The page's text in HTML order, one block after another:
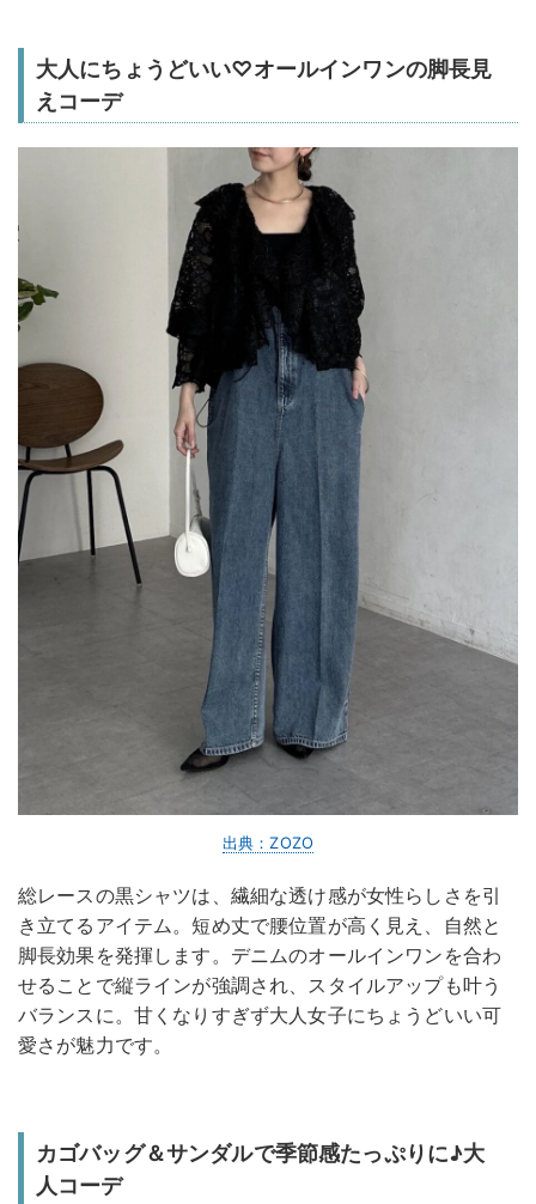
大人にちょうどいい♡オールインワンの脚長見
えコーデ
出典：ZOZO
総レースの黒シャツは、繊細な透け感が女性らしさを引
き立てるアイテム。短め丈で腰位置が高く見え、自然と
脚長効果を発揮します。デニムのオールインワンを合わ
せることで縦ラインが強調され、スタイルアップも叶う
バランスに。甘くなりすぎず大人女子にちょうどいい可
愛さが魅力です。
カゴバッグ＆サンダルで季節感たっぷりに♪大
人コーデ